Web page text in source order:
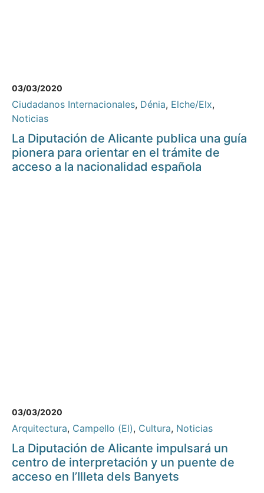
03/03/2020
Ciudadanos Internacionales, Dénia, Elche/Elx,
Noticias
La Diputación de Alicante publica una guía
pionera para orientar en el trámite de
acceso a la nacionalidad española
03/03/2020
Arquitectura, Campello (El), Cultura, Noticias
La Diputación de Alicante impulsará un
centro de interpretación y un puente de
acceso en l’Illeta dels Banyets